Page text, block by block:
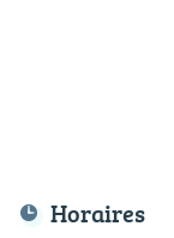
Horaires